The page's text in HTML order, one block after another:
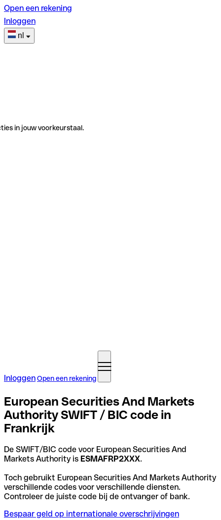
Open een rekening
Inloggen
nl
in jouw voorkeurstaal.
InloggenOpen een rekening
European Securities And Markets
Authority SWIFT / BIC code in
Frankrijk
De SWIFT/BIC code voor European Securities And
Markets Authority is ESMAFRP2XXX.
Toch gebruikt European Securities And Markets Authority
verschillende codes voor verschillende diensten.
Controleer de juiste code bij de ontvanger of bank.
Bespaar geld op internationale overschrijvingen